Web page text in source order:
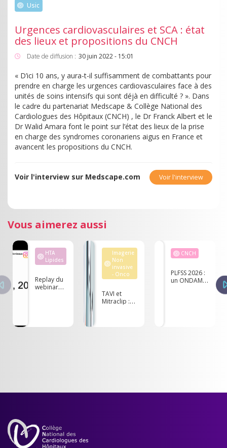
Usic
Urgences cardiovasculaires et SCA : état
des lieux et propositions du CNCH
Date de diffusion : 30 juin 2022 - 15:01
« D’ici 10 ans, y aura-t-il suffisamment de combattants pour
prendre en charge les urgences cardiovasculaires face à des
unités de soins intensifs qui sont déjà en difficulté ? ». Dans
le cadre du partenariat Medscape & Collège National des
Cardiologues des Hôpitaux (CNCH) , le Dr Franck Albert et le
Dr Walid Amara font le point sur l’état des lieux de la prise
en charge des syndromes coronariens aigus en France et
avancent les propositions du CNCH.
Voir l'interview sur Medscape.com Voir l'interview
Vous aimerez aussi
HTA
Lipides
Replay du
webinar
Imagerie
Non
invasive
- Onco
TAVI et
Mitraclip :
CNCH
PLFSS 2026 :
un ONDAM